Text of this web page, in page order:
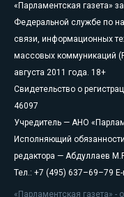
«Парламентская газета»
Федеральной службе по
связи, информационных
массовых коммуникаций
августа 2011 года. 18+
Свидетельство о
46097
Учредитель — АНО
Исполняющий
редактора — Абдуллаев
Тел.: +7 (495) 637–69–79
«Парламентская газета»